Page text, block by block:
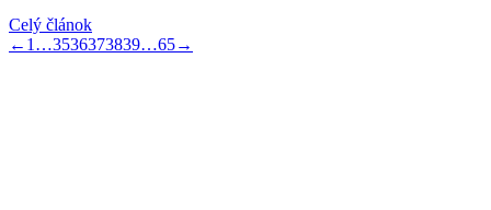
Celý článok
← 1 …3536373839…65→